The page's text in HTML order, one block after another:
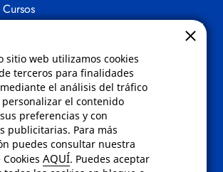
sitio web utilizamos cookies
terceros para finalidades
el análisis del tráfico
el contenido
preferencias y con
publicitarias. Para más
puedes consultar nuestra
CookiesAQUÍ. Puedes aceptar
somos
de compra
privacidad
comerciales
de desistimiento